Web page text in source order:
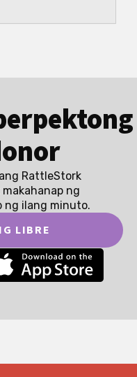
RattleStork
ng
ng ilang minuto.
LIBRE